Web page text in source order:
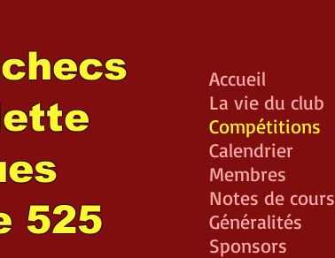
525
Accueil
La vie du club
Compétitions
Calendrier
Membres
Notes de cours
Généralités
Sponsors